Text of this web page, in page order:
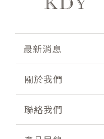
最新消息
關於我們
聯絡我們